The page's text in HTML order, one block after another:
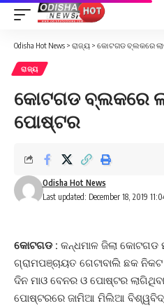
Odisha Hot News > ରାଜ୍ୟ > କୋଟଗଡ ବ୍ଲକରେ
ରାଜ୍ୟ
କୋଟଗଡ ବ୍ଲକରେ
ପୋଷ୍ଟର
Last updated: December 18, 2019
Odisha Hot News
କୋଟଗଡ : କନ୍ଧମାଳ ଜିଲା କୋଟଗଡ
ଗ୍ରାମପଞ୍ଚାୟତ ଗେଟାବାଲି ଛକ
ଦିନ ମାଓ ବେନର ଓ ପୋଷ୍ଟର
ପୋଷ୍ଟରରେ ଜାମିଆ ମିଲିଆ